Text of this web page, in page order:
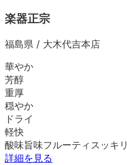
楽器正宗
福島県 / 大木代吉本店
華やか
芳醇
重厚
穏やか
ドライ
軽快
酸味旨味フルーティ スッキリ
詳細を見る